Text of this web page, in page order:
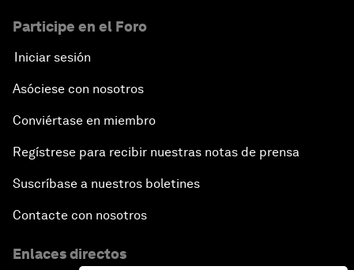
Participe en el Foro
Iniciar sesión
Asóciese con nosotros
Conviértase en miembro
Regístrese para recibir nuestras notas de prensa
Suscríbase a nuestros boletines
Contacte con nosotros
Enlaces directos